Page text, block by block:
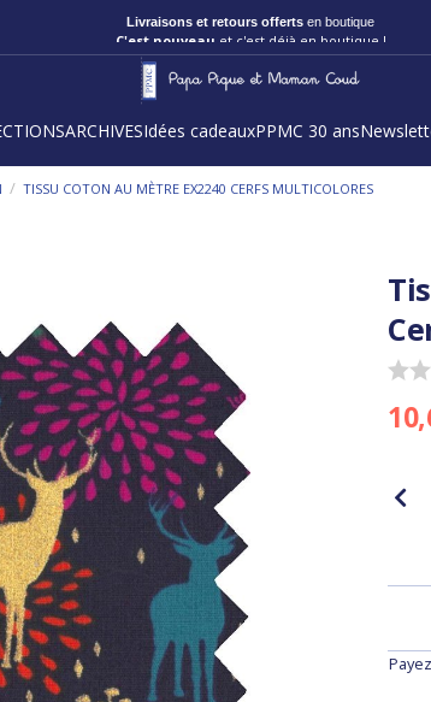
Livraisons et retours offerts en boutique
C'est nouveau et c'est déjà en boutique !
ARCHIVESIdées cadeauxPPMC 30 ans
/ TISSU COTON AU MÈTRE EX2240 CERFS MULTICOLORES